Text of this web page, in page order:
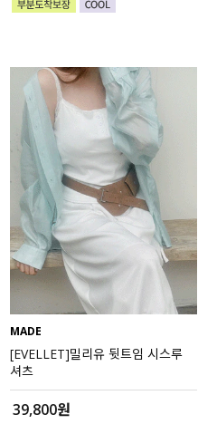
MADE
[EVELLET]밀리유 뒷트임 시스루
셔츠
39,800원